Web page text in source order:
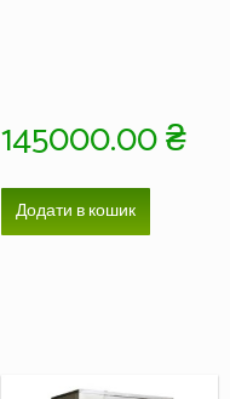
145000.00₴
Додати в кошик